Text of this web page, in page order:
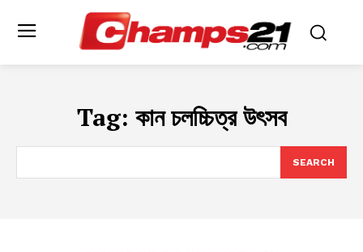
Tag: কান চলচ্চিত্র উৎসব
SEARCH